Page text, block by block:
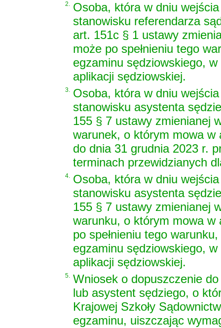
2. Osoba, która w dniu
stanowisku referendarza
art. 151c § 1 ustawy
może po spełnieniu tego
egzaminu sędziowskiego,
aplikacji sędziowskiej.
3. Osoba, która w dniu
stanowisku asystenta
155 § 7 ustawy zmienianej
warunek, o którym mowa
do dnia 31 grudnia 2023 r.
terminach przewidzianych
4. Osoba, która w dniu
stanowisku asystenta
155 § 7 ustawy zmienianej
warunku, o którym mowa
po spełnieniu tego
egzaminu sędziowskiego,
aplikacji sędziowskiej.
5. Wniosek o dopuszczenie
lub asystent sędziego, o
Krajowej Szkoły
egzaminu, uiszczając